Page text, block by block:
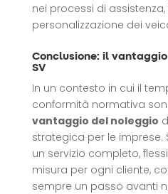
nei processi di
personalizzazione dei
Conclusione: il
SV
In un contesto in cui il
conformità normativa
vantaggio del noleggio
strategica per le imprese.
un servizio completo,
misura per ogni cliente,
sempre un passo avanti